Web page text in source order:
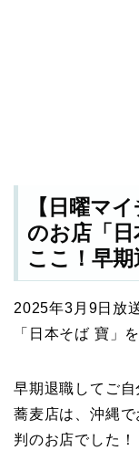
【日曜マ
のお店「
ここ！早
2025年3月9日放
「日本そば 寶」
早期退職してご
蕎麦店は、沖縄
判のお店でした！